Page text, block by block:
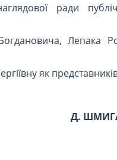
ради
Лепака
як
Д.